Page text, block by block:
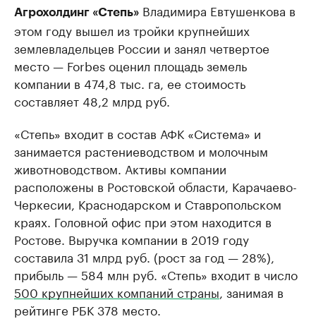
Агрохолдинг «Степь» Владимира Евтушенкова в
этом году вышел из тройки крупнейших
землевладельцев России и занял четвертое
место — Forbes оценил площадь земель
компании в 474,8 тыс. га, ее стоимость
составляет 48,2 млрд руб.
«Степь» входит в состав АФК «Система» и
занимается растениеводством и молочным
животноводством. Активы компании
расположены в Ростовской области, Карачаево-
Черкесии, Краснодарском и Ставропольском
краях. Головной офис при этом находится в
Ростове. Выручка компании в 2019 году
составила 31 млрд руб. (рост за год — 28%),
прибыль — 584 млн руб. «Степь» входит в число
500 крупнейших компаний страны, занимая в
рейтинге РБК 378 место.